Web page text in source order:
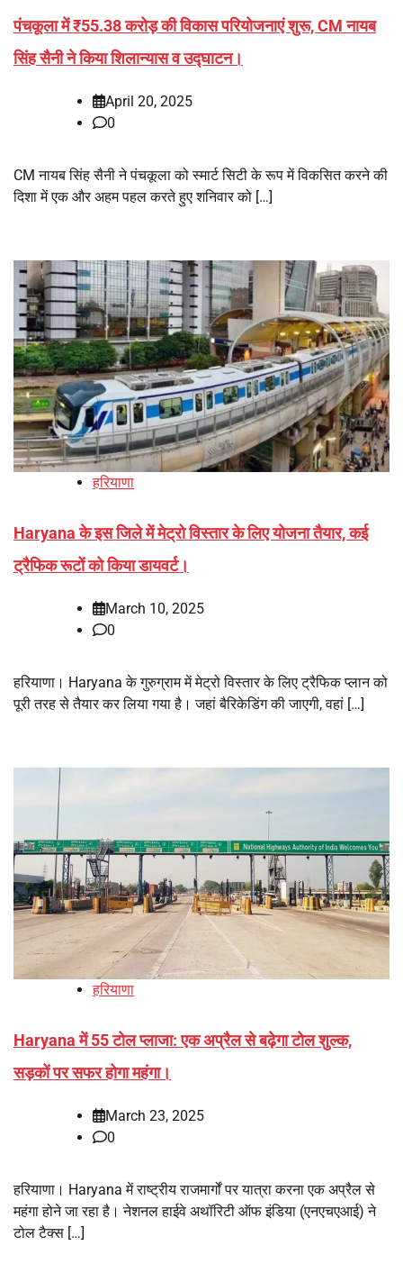
पंचकूला में ₹55.38 करोड़ की विकास परियोजनाएं शुरू, CM नायब
सिंह सैनी ने किया शिलान्यास व उद्घाटन।
April 20, 2025
0
CM नायब सिंह सैनी ने पंचकूला को स्मार्ट सिटी के रूप में विकसित करने की
दिशा में एक और अहम पहल करते हुए शनिवार को […]
हरियाणा
Haryana के इस जिले में मेट्रो विस्तार के लिए योजना तैयार, कई
ट्रैफिक रूटों को किया डायवर्ट।
March 10, 2025
0
हरियाणा। Haryana के गुरुग्राम में मेट्रो विस्तार के लिए ट्रैफिक प्लान को
पूरी तरह से तैयार कर लिया गया है। जहां बैरिकेडिंग की जाएगी, वहां […]
हरियाणा
Haryana में 55 टोल प्लाजा: एक अप्रैल से बढ़ेगा टोल शुल्क,
सड़कों पर सफर होगा महंगा।
March 23, 2025
0
हरियाणा। Haryana में राष्ट्रीय राजमार्गों पर यात्रा करना एक अप्रैल से
महंगा होने जा रहा है। नेशनल हाईवे अथॉरिटी ऑफ इंडिया (एनएचएआई) ने
टोल टैक्स […]